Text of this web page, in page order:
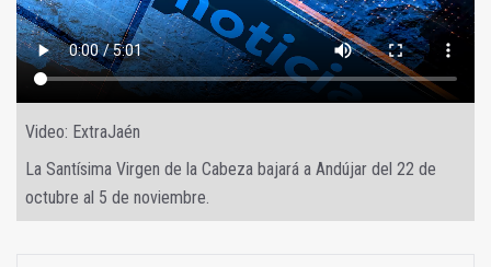
Video: ExtraJaén
La Santísima Virgen de la Cabeza bajará a Andújar del 22 de
octubre al 5 de noviembre.